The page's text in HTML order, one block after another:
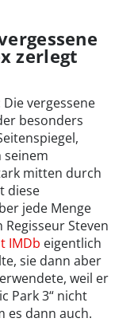
zerlegt
Die vergessene
besonders
mitten durch
diese
jede Menge
Steven
IMDb eigentlich
sie dann aber
weil er
Park 3“ nicht
es dann auch.